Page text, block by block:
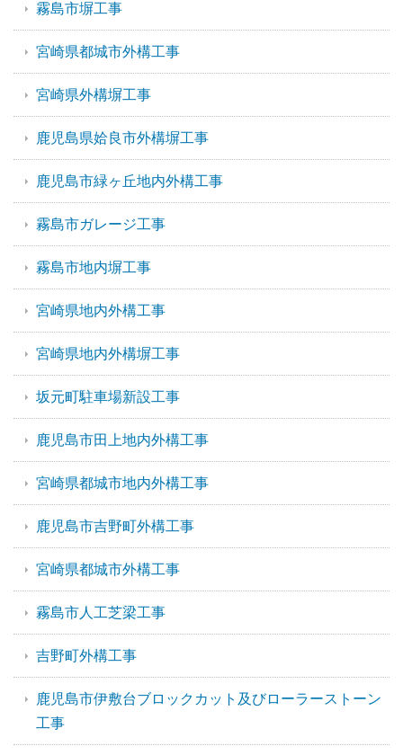
霧島市塀工事
宮崎県都城市外構工事
宮崎県外構塀工事
鹿児島県姶良市外構塀工事
鹿児島市緑ヶ丘地内外構工事
霧島市ガレージ工事
霧島市地内塀工事
宮崎県地内外構工事
宮崎県地内外構塀工事
坂元町駐車場新設工事
鹿児島市田上地内外構工事
宮崎県都城市地内外構工事
鹿児島市吉野町外構工事
宮崎県都城市外構工事
霧島市人工芝梁工事
吉野町外構工事
鹿児島市伊敷台ブロックカット及びローラーストーン
工事